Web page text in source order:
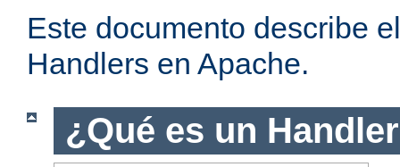
Este documento describe
Handlers en Apache.
¿Qué es un